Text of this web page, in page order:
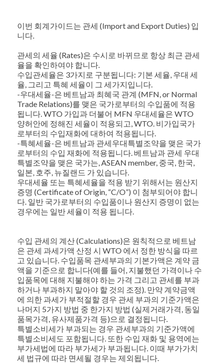
이번 회계가이드는 관세 (Import and Export Duties) 입
니다.
관세의 세율 (Rates)은 수시로 바뀌므로 항상 최근 관세
율을 확인하여야 합니다.
수입관세율은 3가지로 구분됩니다: 기본 세율, 우대 세
율, 그리고 특혜 세율이 그 세가지입니다.
-우대세율-은 베트남과 최혜국 관계 (MFN, or Normal
Trade Relations)를 맺은 국가로부터의 수입품에 적용
됩니다. WTO 가입과 더불어 MFN 우대세율은 WTO
양허안에 정해진 세율이 적용되고, WTO. 비가입국가
로부터의 수입재화에 대하여 적용됩니다.
-특혜세율-은 베트남과 관세우대특별조약을 맺은 국가
로부터의 수입 재화에 적용됩니다. 베트남과 관세 우대
특별조약을 맺은 국가는, ASEAN member, 중국, 한국,
일본, 호주, 뉴질랜드 가 있습니다.
우대세율 또는 특혜세율을 적용 받기 위해서는 원산지
증명 (Certificate of Origin, “C/O”) 이 첨부되어야 합니
다. 일반 국가로부터의 수입품이나 원산지 증명이 없는
경우에는 일반 세율이 적용 됩니다.
수입 관세의 계산 (Calculations)은 원칙적으로 베트남
은 관세 과세가액 산정 시 WTO 에서 정한 방식을 따르
고 있습니다. 수입품목 관세부과의 기본가액은 계약 금
액을 기준으로 합니다(예를 들어, 지불했던 가격이나 수
입품목에 대해 지불해야 하는 가격 그리고 관세를 부과
하거나 부과하지 말아야 할 것의 조정). 만약 계약금액
에 의한 과세가 부적절할 경우 관세 부과의 기준가액은
나머지 5가지 방법 중 한가지 방법 (실제거래가격, 동일
품목가격, 유사제품가격 등)으로 결정됩니다.
특별소비세가 부과되는 경우 관세부과의 기준가액에
특별소비세도 포함됩니다. 또한 수입 재화 및 용역에는
부가세법에 따라 부가세가 부과됩니다. 이때 부가가치
세 법규에 따라 면세될 경우는 제외됩니다.